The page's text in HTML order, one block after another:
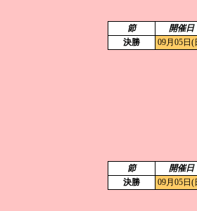
節 開催日
決勝
09月05日(
節 開催日
決勝
09月05日(